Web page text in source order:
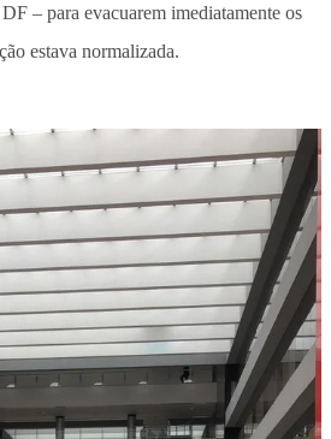
– para evacuarem imediatamente os
estava normalizada.